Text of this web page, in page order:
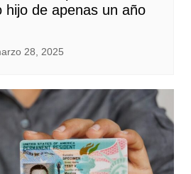
hijo de apenas un año
28, 2025